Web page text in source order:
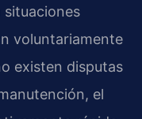
situaciones
voluntariamente
existen disputas
el